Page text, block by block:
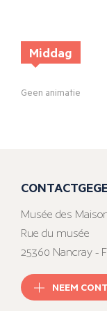
Middag
Geen animatie
Musée des
Rue du musée
25360 Nancray -
NEEM